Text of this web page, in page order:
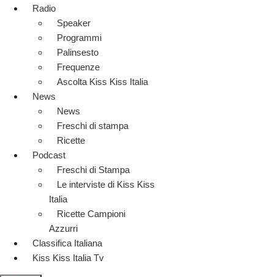
Radio
Speaker
Programmi
Palinsesto
Frequenze
Ascolta Kiss Kiss Italia
News
News
Freschi di stampa
Ricette
Podcast
Freschi di Stampa
Le interviste di Kiss Kiss
Italia
Ricette Campioni
Azzurri
Classifica Italiana
Kiss Kiss Italia Tv